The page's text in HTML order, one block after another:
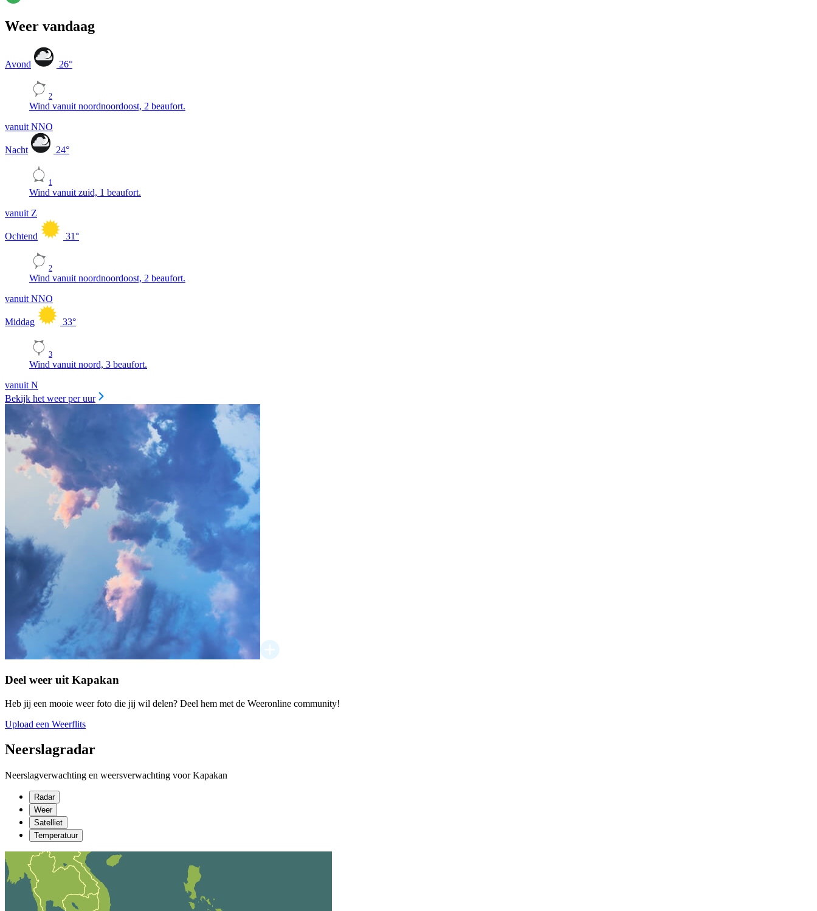
Weer vandaag
Avond 26°
2
Wind vanuit noordnoordoost, 2 beaufort.
vanuit NNO
Nacht 24°
1
Wind vanuit zuid, 1 beaufort.
vanuit Z
Ochtend 31°
2
Wind vanuit noordnoordoost, 2 beaufort.
vanuit NNO
Middag 33°
3
Wind vanuit noord, 3 beaufort.
vanuit N
Bekijk het weer per uur
Deel weer uit Kapakan
Heb jij een mooie weer foto die jij wil delen? Deel hem met de Weeronline community!
Upload een Weerflits
Neerslagradar
Neerslagverwachting en weersverwachting voor Kapakan
Radar
Weer
Satelliet
Temperatuur